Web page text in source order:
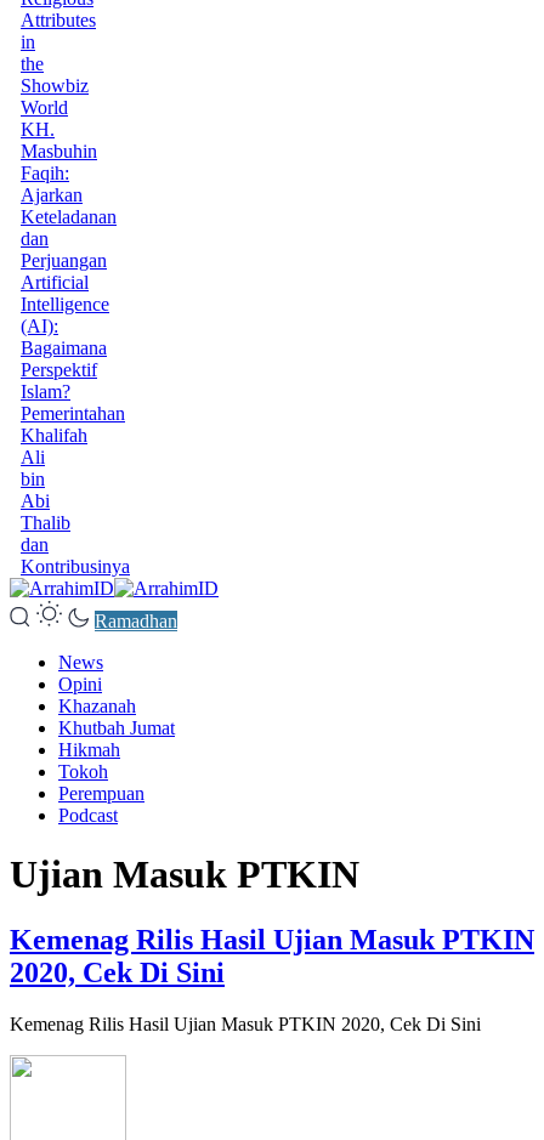
Attributes
in
the
Showbiz
World
KH.
Masbuhin
Faqih:
Ajarkan
Keteladanan
dan
Perjuangan
Artificial
Intelligence
(AI):
Bagaimana
Perspektif
Islam?
Pemerintahan
Khalifah
Ali
bin
Abi
Thalib
dan
Kontribusinya
Ramadhan
News
Opini
Khazanah
Khutbah Jumat
Hikmah
Tokoh
Perempuan
Podcast
Ujian Masuk PTKIN
Kemenag Rilis Hasil Ujian Masuk PTKIN
2020, Cek Di Sini
Kemenag Rilis Hasil Ujian Masuk PTKIN 2020, Cek Di Sini